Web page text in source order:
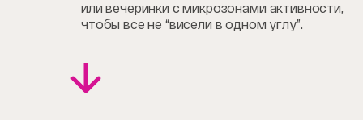
или вечеринки с микрозонами активности,
чтобы все не “висели в одном углу”.